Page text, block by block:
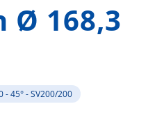
Ø 168,3
- 45° - SV200/200